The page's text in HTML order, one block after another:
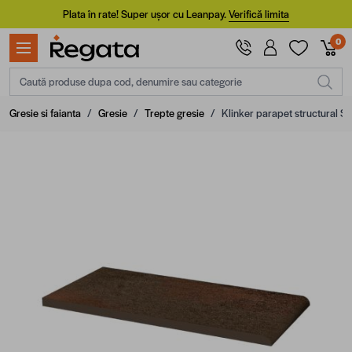
Mergi la ConținutPlata în rate! Super ușor cu Leanpay.Verifică limita
0
Caută produse dupa cod, denumire sau categorie
Gresie si faianta / Gresie / Trepte gresie / Klinker parapet structural